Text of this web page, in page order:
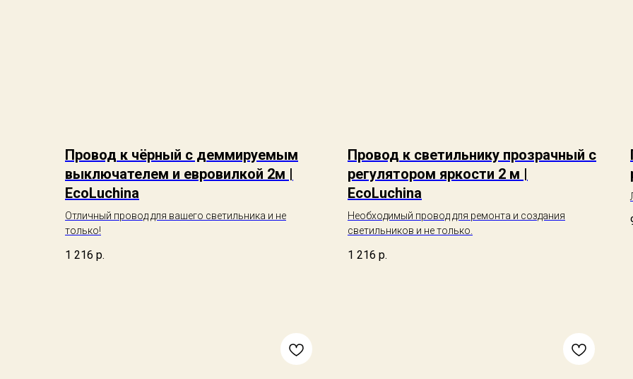
Провод к чёрный с деммируемым
выключателем и евровилкой 2м |
EcoLuchina
Отличный провод для вашего светильника и не
только!
1 216 р.
Провод к светильнику прозрачный с
регулятором яркости 2 м |
EcoLuchina
Необходимый провод для ремонта и создания
светильников и не только.
1 216 р.